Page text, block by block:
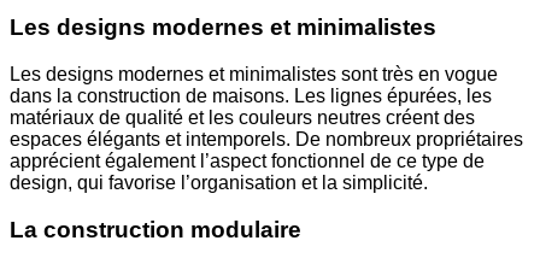
Les designs modernes et minimalistes
Les designs modernes et minimalistes sont très en vogue
dans la construction de maisons. Les lignes épurées, les
matériaux de qualité et les couleurs neutres créent des
espaces élégants et intemporels. De nombreux propriétaires
apprécient également l’aspect fonctionnel de ce type de
design, qui favorise l’organisation et la simplicité.
La construction modulaire